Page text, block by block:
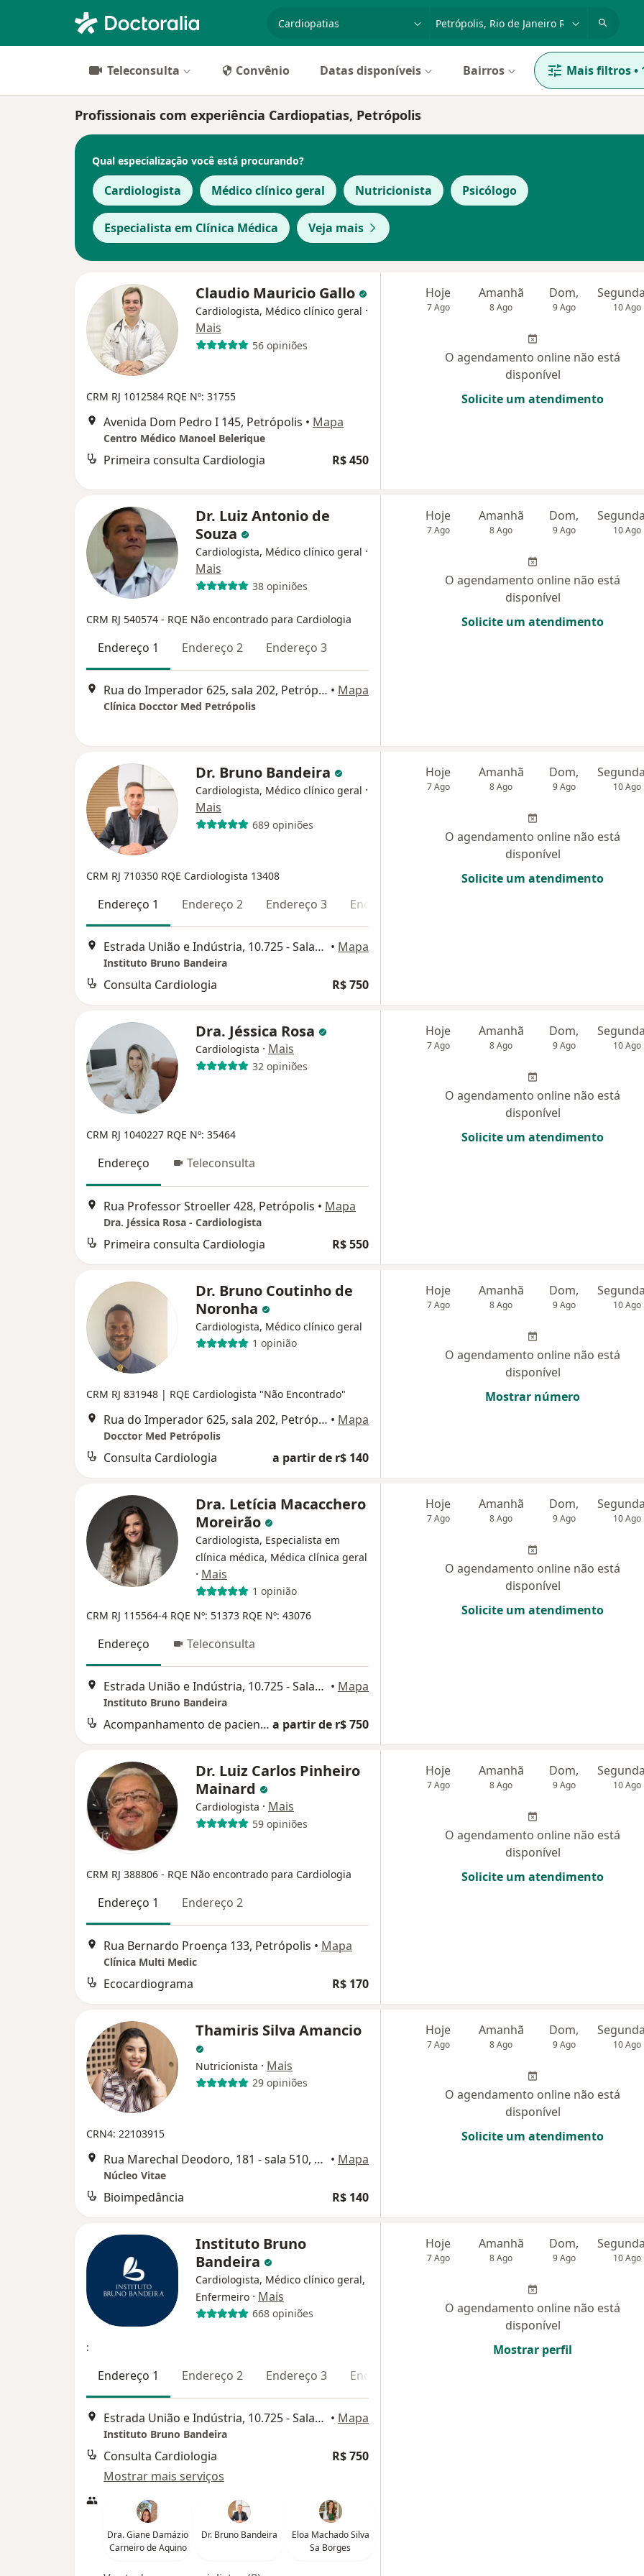
cidade ou região
Teleconsulta Convênio Datas disponíveis Bairros Mais filtros•
Profissionais com experiência Cardiopatias, Petrópolis
Qual especialização você está procurando?
Cardiologista Médico clínico geral Nutricionista Psicólogo
Especialista em Clínica Médica Veja mais
Claudio Mauricio Gallo
Cardiologista, Médico clínico geral ·
Mais
56 opiniões
CRM RJ 1012584 RQE Nº: 31755
Avenida Dom Pedro I 145, Petrópolis • Mapa
Centro Médico Manoel Belerique
Primeira consulta Cardiologia R$ 450
Hoje
7 Ago
Amanhã
8 Ago
Dom,
9 Ago 10 Ago
O agendamento online não está
disponível
Solicite um atendimento
Dr. Luiz Antonio de
Souza
Cardiologista, Médico clínico geral ·
Mais
38 opiniões
CRM RJ 540574 - RQE Não encontrado para Cardiologia
Endereço 1 Endereço 2 Endereço 3
Rua do Imperador 625, sala 202, Petrópolis • Mapa
Clínica Docctor Med Petrópolis
Hoje
7 Ago
Amanhã
8 Ago
Dom,
9 Ago 10 Ago
O agendamento online não está
disponível
Solicite um atendimento
Dr. Bruno Bandeira
Cardiologista, Médico clínico geral ·
Mais
689 opiniões
CRM RJ 710350 RQE Cardiologista 13408
Endereço 1 Endereço 2 Endereço 3 Endereço 4
Estrada União e Indústria, 10.725 - Salas 104 e 143, Petrópolis • Mapa
Instituto Bruno Bandeira
Consulta Cardiologia R$ 750
Hoje
7 Ago
Amanhã
8 Ago
Dom,
9 Ago 10 Ago
O agendamento online não está
disponível
Solicite um atendimento
Dra. Jéssica Rosa
Cardiologista · Mais
32 opiniões
CRM RJ 1040227 RQE Nº: 35464
Endereço Teleconsulta
Rua Professor Stroeller 428, Petrópolis • Mapa
Dra. Jéssica Rosa - Cardiologista
Primeira consulta Cardiologia R$ 550
Hoje
7 Ago
Amanhã
8 Ago
Dom,
9 Ago 10 Ago
O agendamento online não está
disponível
Solicite um atendimento
Dr. Bruno Coutinho de
Noronha
Cardiologista, Médico clínico geral
1 opinião
CRM RJ 831948 | RQE Cardiologista "Não Encontrado"
Rua do Imperador 625, sala 202, Petrópolis • Mapa
Docctor Med Petrópolis
Consulta Cardiologia a partir de r$ 140
Hoje
7 Ago
Amanhã
8 Ago
Dom,
9 Ago 10 Ago
O agendamento online não está
disponível
Mostrar número
Dra. Letícia Macacchero
Moreirão
Cardiologista, Especialista em
clínica médica, Médica clínica geral
· Mais
1 opinião
CRM RJ 115564-4 RQE Nº: 51373 RQE Nº: 43076
Endereço Teleconsulta
Estrada União e Indústria, 10.725 - Salas 104 e 143, Petrópolis • Mapa
Instituto Bruno Bandeira
Acompanhamento de pacientes com hipertensão e colesterol a partir de r$ 750
Hoje
7 Ago
Amanhã
8 Ago
Dom,
9 Ago 10 Ago
O agendamento online não está
disponível
Solicite um atendimento
Dr. Luiz Carlos Pinheiro
Mainard
Cardiologista · Mais
59 opiniões
CRM RJ 388806 - RQE Não encontrado para Cardiologia
Endereço 1 Endereço 2
Rua Bernardo Proença 133, Petrópolis • Mapa
Clínica Multi Medic
Ecocardiograma R$ 170
Hoje
7 Ago
Amanhã
8 Ago
Dom,
9 Ago 10 Ago
O agendamento online não está
disponível
Solicite um atendimento
Thamiris Silva Amancio
Nutricionista · Mais
29 opiniões
CRN4: 22103915
Rua Marechal Deodoro, 181 - sala 510, Petrópolis • Mapa
Núcleo Vitae
Bioimpedância R$ 140
Hoje
7 Ago
Amanhã
8 Ago
Dom,
9 Ago 10 Ago
O agendamento online não está
disponível
Solicite um atendimento
Instituto Bruno
Bandeira
Cardiologista, Médico clínico geral,
Enfermeiro · Mais
668 opiniões
:
Endereço 1 Endereço 2 Endereço 3 Endereço 4
Estrada União e Indústria, 10.725 - Salas 104 e 143, Petrópolis • Mapa
Instituto Bruno Bandeira
Consulta Cardiologia
R$ 750
Mostrar mais serviços
Dra. Giane Damázio
Carneiro de Aquino
Dr. Bruno Bandeira
Eloa Machado Silva
Sa Borges
Hoje
7 Ago
Amanhã
8 Ago
Dom,
9 Ago 10 Ago
O agendamento online não está
disponível
Mostrar perfil